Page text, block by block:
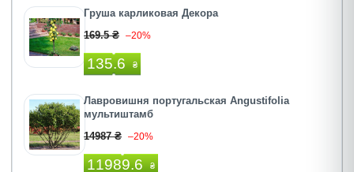
Груша карликовая Декора
169.5 ₴ –20%
135.6 ₴
Лавровишня португальская Angustifolia
мультиштамб
14987 ₴ –20%
11989.6 ₴